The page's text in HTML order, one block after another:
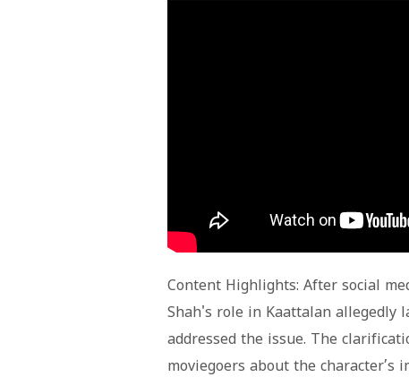
Content Highlights: After social
Shah's role in Kaattalan allegedly
addressed the issue. The
moviegoers about the character’s